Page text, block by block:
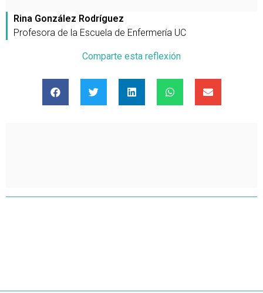
Rina González Rodríguez
Profesora de la Escuela de Enfermería UC
Comparte esta reflexión